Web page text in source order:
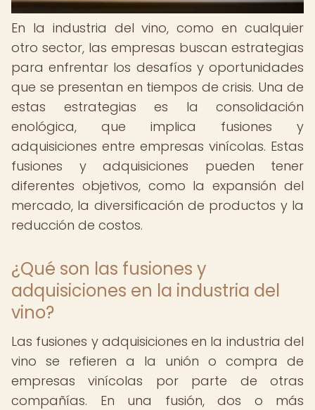
En la industria del vino, como en cualquier
otro sector, las empresas buscan estrategias
para enfrentar los desafíos y oportunidades
que se presentan en tiempos de crisis. Una de
estas estrategias es la consolidación
enológica, que implica fusiones y
adquisiciones entre empresas vinícolas. Estas
fusiones y adquisiciones pueden tener
diferentes objetivos, como la expansión del
mercado, la diversificación de productos y la
reducción de costos.
¿Qué son las fusiones y
adquisiciones en la industria del
vino?
Las fusiones y adquisiciones en la industria del
vino se refieren a la unión o compra de
empresas vinícolas por parte de otras
compañías. En una fusión, dos o más